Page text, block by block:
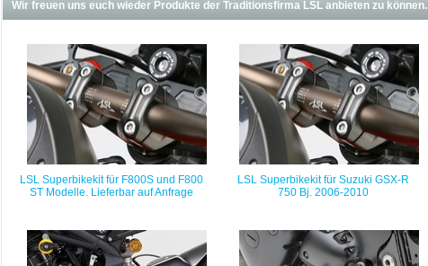
Wir freuen uns euch wieder Produkte der Traditionsfirma LSL anbieten zu können.
LSL Superbikekit für F800S und F800
ST Modelle. Lieferbar auf Anfrage
LSL Superbikekit für Suzuki GSX-R
750 Bj. 2006-2010